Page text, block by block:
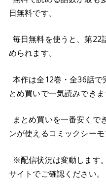
日無料です。
毎日無料を使うと、第22
められます。
本作は全12巻・全36話で
とめ買いで一気読みできま
まとめ買いを一番安くで
ンが使えるコミックシーモ
※配信状況は変動します
サイトでご確認ください。